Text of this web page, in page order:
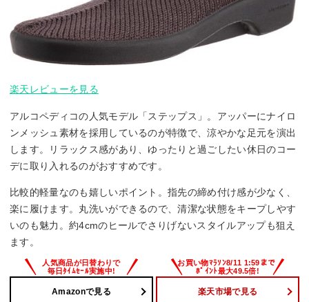
楽天レビューを見る
アルコペディコの人気モデル「ステップス」。アッパーにナイロ
ンメッシュ素材を採用しているのが特徴で、涼やかな足元を演出
します。リラックス感があり、ゆったりと過ごしたい休日のコー
デに取り入れるのがおすすめです。
比較的軽量なのも嬉しいポイント。指先の締め付け感が少なく、
楽に履けます。丸洗いができるので、清潔な状態をキープしやす
いのも魅力。約4cmのヒールでさりげないスタイルアップも狙え
ます。
Amazonで見る 楽天市場で見る